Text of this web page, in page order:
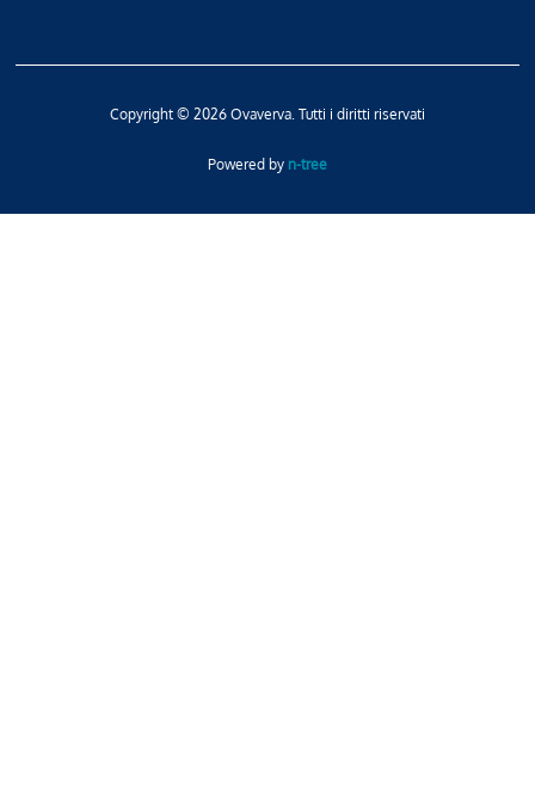
Copyright © 2026 Ovaverva. Tutti i diritti riservati
Powered by n-tree